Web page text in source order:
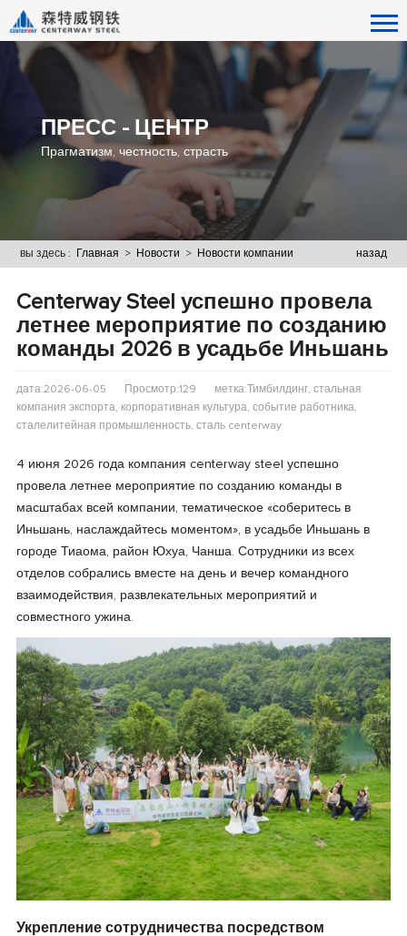
ПРЕСС - ЦЕНТР
Прагматизм, честность, страсть
назад
вы здесь : Главная > Новости > Новости компании
Centerway Steel успешно провела
летнее мероприятие по созданию
команды 2026 в усадьбе Иньшань
дата:2026-06-05 Просмотр:129
метка:Тимбилдинг, стальная
компания экспорта, корпоративная культура, событие работника,
сталелитейная промышленность, сталь centerway
4 июня 2026 года компания centerway steel успешно
провела летнее мероприятие по созданию команды в
масштабах всей компании, тематическое «соберитесь в
Иньшань, наслаждайтесь моментом», в усадьбе Иньшань в
городе Тиаома, район Юхуа, Чанша. Сотрудники из всех
отделов собрались вместе на день и вечер командного
взаимодействия, развлекательных мероприятий и
совместного ужина.
Укрепление сотрудничества посредством